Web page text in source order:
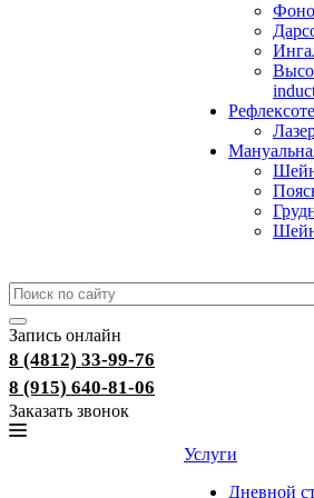
Запись онлайн
8 (4812) 33-99-76
8 (915) 640-81-06
Заказать звонок
Услуги
Дневной